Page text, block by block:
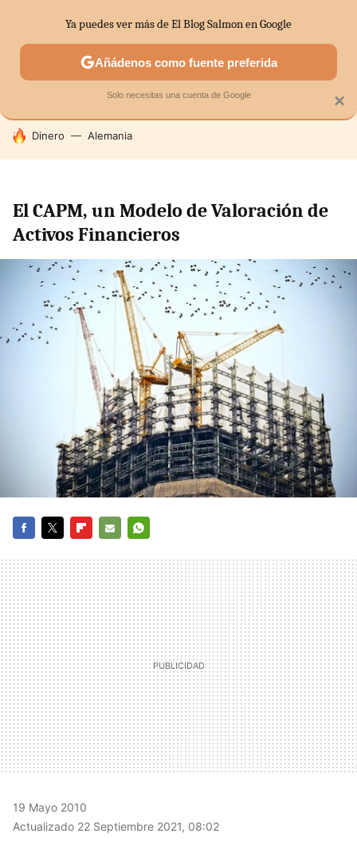
SECTORES ECONOMÍA DOMÉSTICA MERCADOS
HOY SE HABLA DE
Dinero Alemania
El CAPM, un Modelo de Valoración de
Activos Financieros
MAIL
19 Mayo 2010
Actualizado 22 Septiembre 2021, 08:02
×
Ya puedes ver más de El Blog Salmon en Google
Añádenos como fuente preferida
Solo necesitas una cuenta de Google